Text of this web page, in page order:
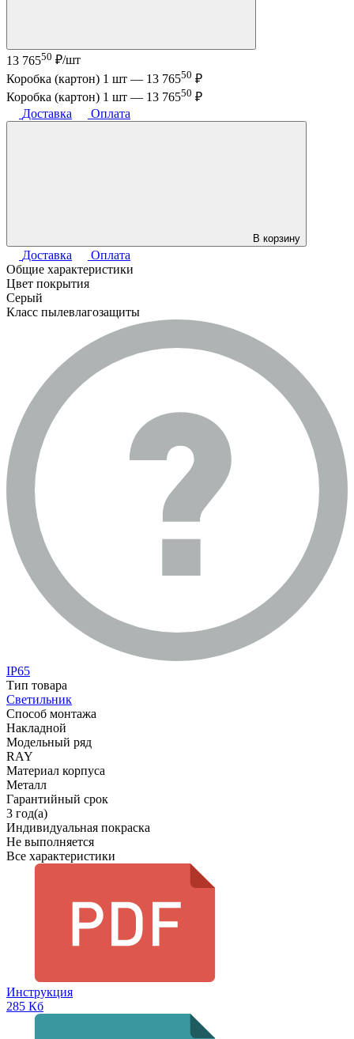
13 76550 ₽/шт
Коробка (картон) 1 шт — 13 76550 ₽
Коробка (картон) 1 шт — 13 76550 ₽
Доставка
Оплата
В корзину
Доставка
Оплата
Общие характеристики
Цвет покрытия
Серый
Класс пылевлагозащиты
IP65
Тип товара
Светильник
Способ монтажа
Накладной
Модельный ряд
RAY
Материал корпуса
Металл
Гарантийный срок
3 год(а)
Индивидуальная покраска
Не выполняется
Все характеристики
Инструкция
285 Кб